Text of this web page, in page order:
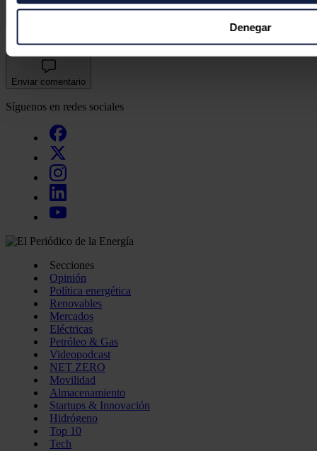
específicas (huellas digitales)
Obtenga más información sobre cómo se procesan sus
preferencias en lasección de datos. Puede cambiar o
momento en la Declaración de cookies.
funciones de redes sociales y analizar el tráfico. Además,
uso que haga del sitio web con nuestros partners de redes
quienes pueden combinarla con otra información que les
recopilado a partir del uso que haya hecho de sus servicios.
Denegar
Política de
privacidadyTérminos de serviciode Google aplican.
Enviar comentario
Síguenos en redes sociales
Secciones
Opinión
Política energética
Renovables
Mercados
Eléctricas
Petróleo & Gas
Videopodcast
NET ZERO
Movilidad
Almacenamiento
Startups & Innovación
Hidrógeno
Top 10
Tech